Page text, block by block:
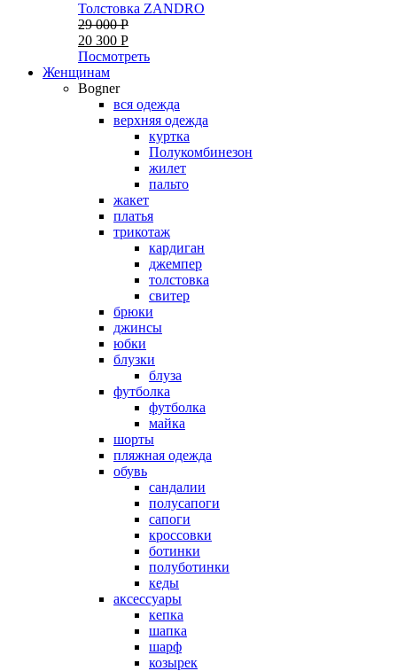
Толстовка ZANDRO
29 000 Р
20 300 Р
Посмотреть
Женщинам
Bogner
вся одежда
верхняя одежда
куртка
Полукомбинезон
жилет
пальто
жакет
платья
трикотаж
кардиган
джемпер
толстовка
свитер
брюки
джинсы
юбки
блузки
блуза
футболка
футболка
майка
шорты
пляжная одежда
oбувь
сандалии
полусапоги
сапоги
кроссовки
ботинки
полуботинки
кеды
аксессуары
кепка
шапка
шарф
козырек